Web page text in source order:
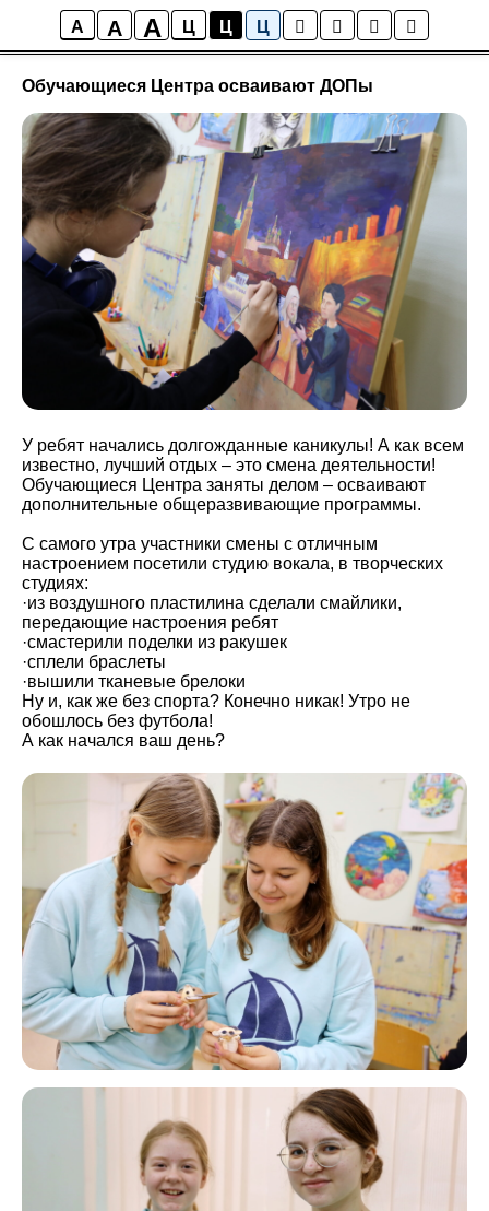
A A A Ц Ц Ц
Новости
Обучающиеся Центра осваивают ДОПы
У ребят начались долгожданные каникулы! А как всем
известно, лучший отдых – это смена деятельности!
Обучающиеся Центра заняты делом – осваивают
дополнительные общеразвивающие программы.
С самого утра участники смены с отличным
настроением посетили студию вокала, в творческих
студиях:
·из воздушного пластилина сделали смайлики,
передающие настроения ребят
·смастерили поделки из ракушек
·сплели браслеты
·вышили тканевые брелоки
Ну и, как же без спорта? Конечно никак! Утро не
обошлось без футбола!
А как начался ваш день?